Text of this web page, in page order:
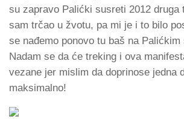
su zapravo Palićki susreti 2012 druga
sam trčao u žvotu, pa mi je i to bilo
se nađemo ponovo tu baš na Palićkim
Nadam se da će treking i ova
vezane jer mislim da doprinose jedna
maksimalno!